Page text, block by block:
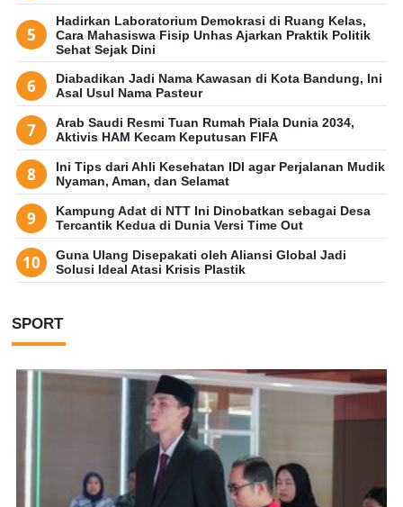
Hadirkan Laboratorium Demokrasi di Ruang Kelas,
Cara Mahasiswa Fisip Unhas Ajarkan Praktik Politik
Sehat Sejak Dini
Diabadikan Jadi Nama Kawasan di Kota Bandung, Ini
Asal Usul Nama Pasteur
Arab Saudi Resmi Tuan Rumah Piala Dunia 2034,
Aktivis HAM Kecam Keputusan FIFA
Ini Tips dari Ahli Kesehatan IDI agar Perjalanan Mudik
Nyaman, Aman, dan Selamat
Kampung Adat di NTT Ini Dinobatkan sebagai Desa
Tercantik Kedua di Dunia Versi Time Out
Guna Ulang Disepakati oleh Aliansi Global Jadi
Solusi Ideal Atasi Krisis Plastik
SPORT